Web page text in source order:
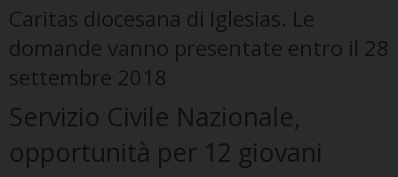
Caritas diocesana di Iglesias. Le
domande vanno presentate entro il 28
settembre 2018
Servizio Civile Nazionale,
opportunità per 12 giovani